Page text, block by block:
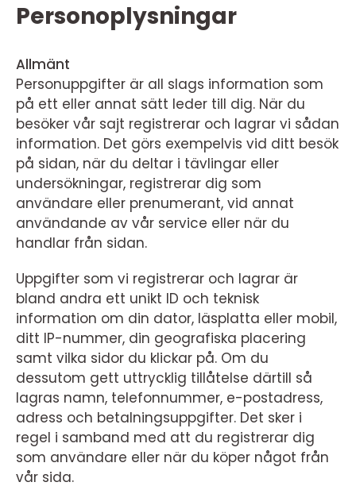
Personoplysningar
Allmänt
Personuppgifter är all slags information som
på ett eller annat sätt leder till dig. När du
besöker vår sajt registrerar och lagrar vi sådan
information. Det görs exempelvis vid ditt besök
på sidan, när du deltar i tävlingar eller
undersökningar, registrerar dig som
användare eller prenumerant, vid annat
användande av vår service eller när du
handlar från sidan.
Uppgifter som vi registrerar och lagrar är
bland andra ett unikt ID och teknisk
information om din dator, läsplatta eller mobil,
ditt IP-nummer, din geografiska placering
samt vilka sidor du klickar på. Om du
dessutom gett uttrycklig tillåtelse därtill så
lagras namn, telefonnummer, e-postadress,
adress och betalningsuppgifter. Det sker i
regel i samband med att du registrerar dig
som användare eller när du köper något från
vår sida.